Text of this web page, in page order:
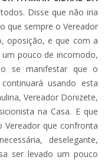
Disse que não iria
que sempre o Vereador
oposição, e que com a
pouco de incomodo,
se manifestar que o
usando esta
Vereador Donizete,
na Casa. E que
Vereador que confronta
deselegante,
ser levado um pouco